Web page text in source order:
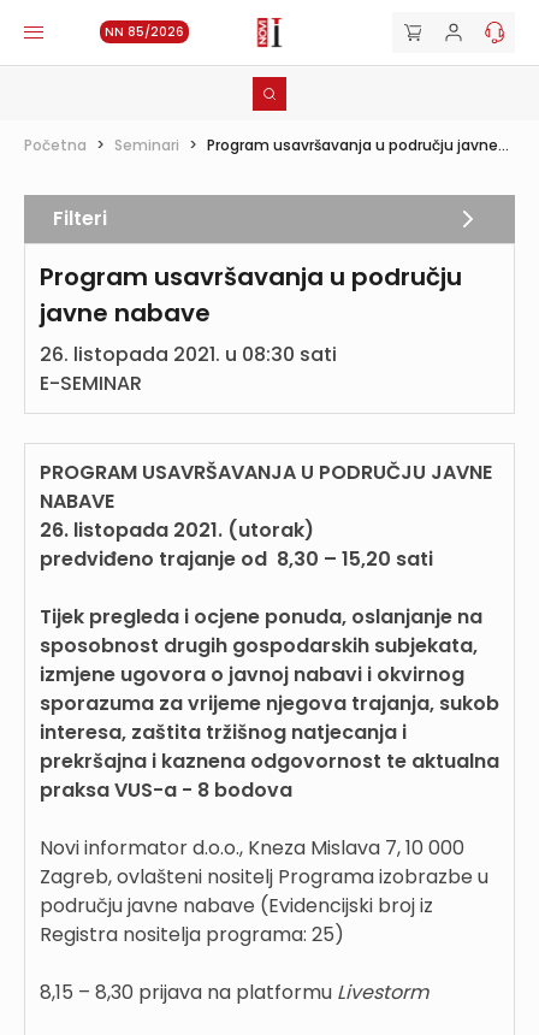
NN 85/2026
Početna > Seminari > Program usavršavanja u području javne...
Program usavršavanja u području
javne nabave
26. listopada 2021. u 08:30 sati
E-SEMINAR
PROGRAM USAVRŠAVANJA U PODRUČJU JAVNE
NABAVE
26. listopada 2021. (utorak)
predviđeno trajanje od 8,30 – 15,20 sati
Tijek pregleda i ocjene ponuda, oslanjanje na
sposobnost drugih gospodarskih subjekata,
izmjene ugovora o javnoj nabavi i okvirnog
sporazuma za vrijeme njegova trajanja, sukob
interesa, zaštita tržišnog natjecanja i
prekršajna i kaznena odgovornost te aktualna
praksa VUS-a - 8 bodova
Novi informator d.o.o., Kneza Mislava 7, 10 000
Zagreb, ovlašteni nositelj Programa izobrazbe u
području javne nabave (Evidencijski broj iz
Registra nositelja programa: 25)
8,15 – 8,30 prijava na platformu Livestorm
Filteri